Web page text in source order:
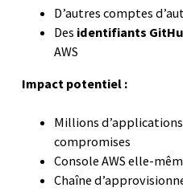
D’autres comptes
Des identifiants
AWS
Impact potentiel :
Millions d’applications
compromises
Console AWS elle-
Chaîne